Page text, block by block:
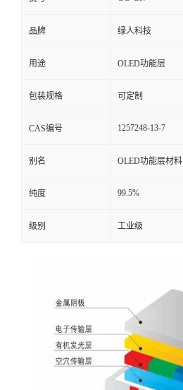
品牌 绿人科技
用途 OLED功能层
包装规格 可定制
CAS编号 1257248-13-7
别名 OLED功能层材料
纯度 99.5%
级别 工业级